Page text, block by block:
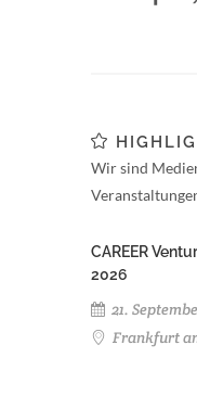
Wir sind
CAREER
2026
21.
Frankfurt